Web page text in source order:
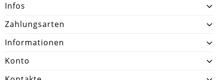
Infos
Zahlungsarten
Informationen
Konto